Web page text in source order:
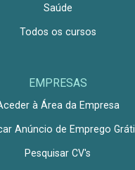
Saúde
Todos os cursos
EMPRESAS
à Área da Empresa
Anúncio de Emprego
Pesquisar CV's